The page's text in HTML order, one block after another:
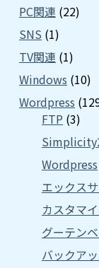
PC関連 (22)
SNS (1)
TV関連 (1)
Windows (10)
Wordpress
FTP (3)
Wordpress
エックス
カスタマ
グーテン
バックア